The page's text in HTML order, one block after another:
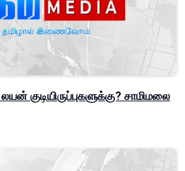
குடியிருப்புகளுக்கு? சாமிமலை